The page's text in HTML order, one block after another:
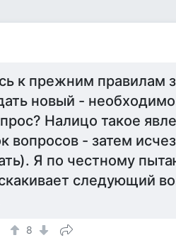
к прежним правилам
новый -
Налицо такое
вопросов - затем
Я по честному
следующий
8